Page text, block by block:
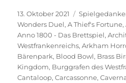
Veröffentlicht
am
13. Oktober 2021 Kategorien
Wonders Duel,A Thief's Fortune,
Anno 1800 - Das Brettspiel,
Westfrankenreichs,Arkham
Bärenpark, Blood Bowl, Brass
Kingdom, Burggrafen des
Cantaloop,Carcassonne,